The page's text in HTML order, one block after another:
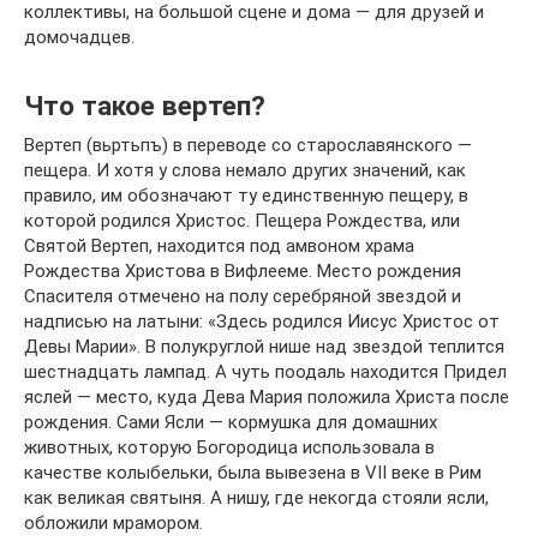
коллективы, на большой сцене и дома — для друзей и
домочадцев.
Что такое вертеп?
Вертеп (вьртьпъ) в переводе со старославянского —
пещера. И хотя у слова немало других значений, как
правило, им обозначают ту единственную пещеру, в
которой родился Христос. Пещера Рождества, или
Святой Вертеп, находится под амвоном храма
Рождества Христова в Вифлееме. Место рождения
Спасителя отмечено на полу серебряной звездой и
надписью на латыни: «Здесь родился Иисус Христос от
Девы Марии». В полукруглой нише над звездой теплится
шестнадцать лампад. А чуть поодаль находится Придел
яслей — место, куда Дева Мария положила Христа после
рождения. Сами Ясли — кормушка для домашних
животных, которую Богородица использовала в
качестве колыбельки, была вывезена в VII веке в Рим
как великая святыня. А нишу, где некогда стояли ясли,
обложили мрамором.